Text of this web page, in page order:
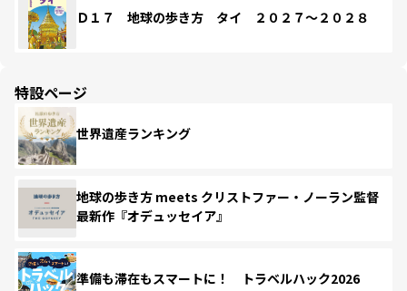
Ｄ１７ 地球の歩き方 タイ ２０２７～２０２８
特設ページ
世界遺産ランキング
地球の歩き方 meets クリストファー・ノーラン監督
最新作『オデュッセイア』
準備も滞在もスマートに！ トラベルハック2026